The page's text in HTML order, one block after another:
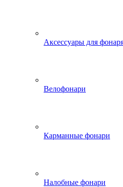
Аксессуары для
Велофонари
Карманные фонари
Налобные фонари